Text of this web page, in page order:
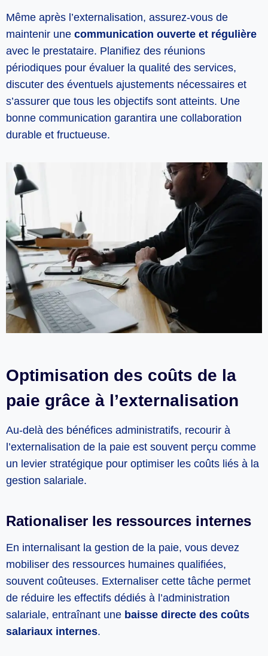
Même après l’externalisation, assurez-vous de
maintenir unecommunication ouverte et régulière
avec le prestataire. Planifiez des réunions
périodiques pour évaluer la qualité des services,
discuter des éventuels ajustements nécessaires et
s’assurer que tous les objectifs sont atteints. Une
bonne communication garantira une collaboration
durable et fructueuse.
Optimisation des coûts de la
paie grâce à l’externalisation
Au-delà des bénéfices administratifs, recourir à
l’externalisation de la paie est souvent perçu comme
un levier stratégique pour optimiser les coûts liés à la
gestion salariale.
Rationaliser les ressources internes
En internalisant la gestion de la paie, vous devez
mobiliser des ressources humaines qualifiées,
souvent coûteuses. Externaliser cette tâche permet
de réduire les effectifs dédiés à l’administration
salariale, entraînant une baisse directe des coûts
salariaux internes.